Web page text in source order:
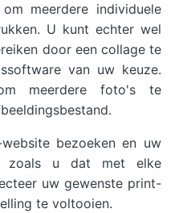
meerdere individuele
U kunt echter wel
door een collage te
van uw keuze.
meerdere foto's te
bezoeken en uw
zoals u dat met elke
uw gewenste print-
te voltooien.